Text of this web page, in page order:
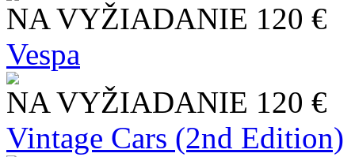
NA VYŽIADANIE 120 €
Vespa
NA VYŽIADANIE 120 €
Vintage Cars (2nd Edition)